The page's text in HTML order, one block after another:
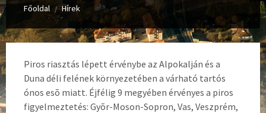
Főoldal / Hírek
Piros riasztás lépett érvénybe az Alpokalján és a
Duna déli felének környezetében a várható tartós
ónos esõ miatt. Éjfélig 9 megyében érvényes a piros
figyelmeztetés: Gyõr-Moson-Sopron, Vas, Veszprém,